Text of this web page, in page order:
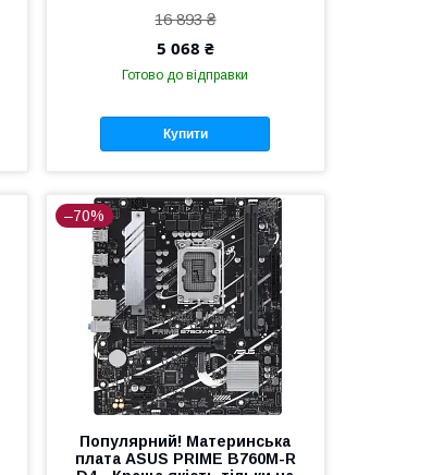
16 893 ₴
5 068 ₴
Готово до відправки
Купити
–70%
Популярний! Материнська
плата ASUS PRIME B760M-R